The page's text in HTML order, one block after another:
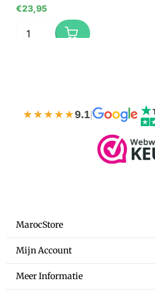
€23,95
★★★★★9.1 |
MarocStore
Mijn Account
Meer Informatie